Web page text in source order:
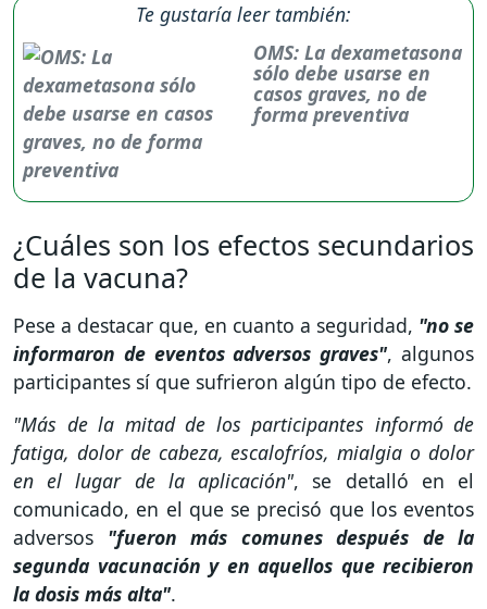
Te gustaría leer también:
OMS: La dexametasona
sólo debe usarse en
casos graves, no de
forma preventiva
¿Cuáles son los efectos secundarios
de la vacuna?
Pese a destacar que, en cuanto a seguridad, "no se
informaron de eventos adversos graves", algunos
participantes sí que sufrieron algún tipo de efecto.
"Más de la mitad de los participantes informó de
fatiga, dolor de cabeza, escalofríos, mialgia o dolor
en el lugar de la aplicación", se detalló en el
comunicado, en el que se precisó que los eventos
adversos "fueron más comunes después de la
segunda vacunación y en aquellos que recibieron
la dosis más alta".